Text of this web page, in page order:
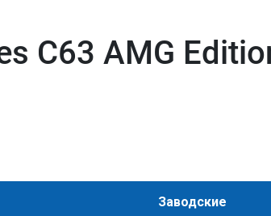
C63 AMG
Заводские